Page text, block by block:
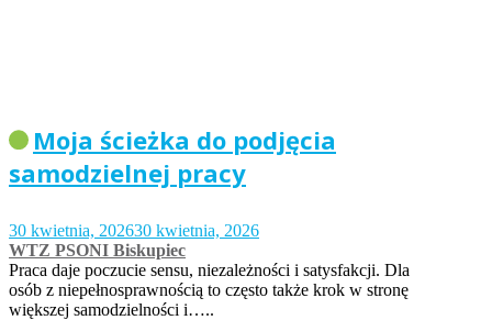
Moja ścieżka do podjęcia
samodzielnej pracy
30 kwietnia, 202630 kwietnia, 2026
WTZ PSONI Biskupiec
Praca daje poczucie sensu, niezależności i satysfakcji. Dla
osób z niepełnosprawnością to często także krok w stronę
większej samodzielności i…..